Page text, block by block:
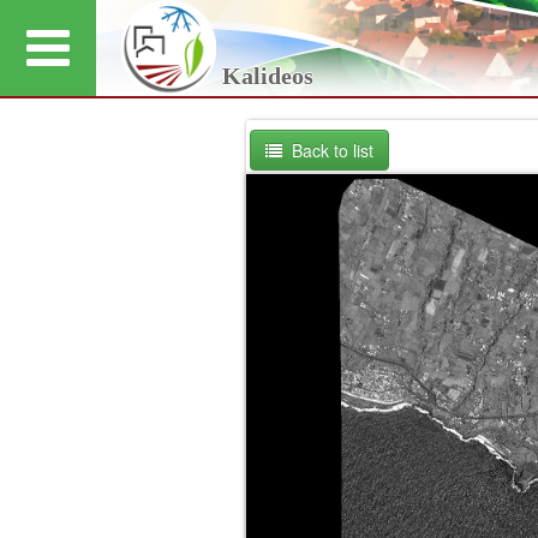
Kalideos
Back to list